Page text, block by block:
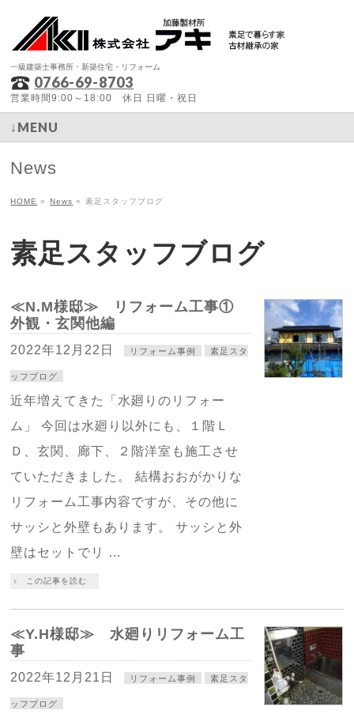
一級建築士事務所・新築住宅・リフォーム
0766-69-8703
営業時間9:00～18:00 休日 日曜・祝日
↓MENU
News
HOME » News » 素足スタッフブログ
素足スタッフブログ
≪N.M様邸≫ リフォーム工事①
外観・玄関他編
2022年12月22日 リフォーム事例 素足スタ
ッフブログ
近年増えてきた「水廻りのリフォー
ム」 今回は水廻り以外にも、１階Ｌ
Ｄ、玄関、廊下、２階洋室も施工させ
ていただきました。 結構おおがかりな
リフォーム工事内容ですが、その他に
サッシと外壁もあります。 サッシと外
壁はセットでリ …
この記事を読む
≪Y.H様邸≫ 水廻りリフォーム工
事
2022年12月21日 リフォーム事例 素足スタ
ッフブログ